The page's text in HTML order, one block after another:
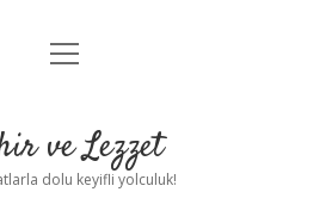
Anasayfa
Yasal Uyarı
menüyü
ve Lezzet
dolu keyifli yolculuk!